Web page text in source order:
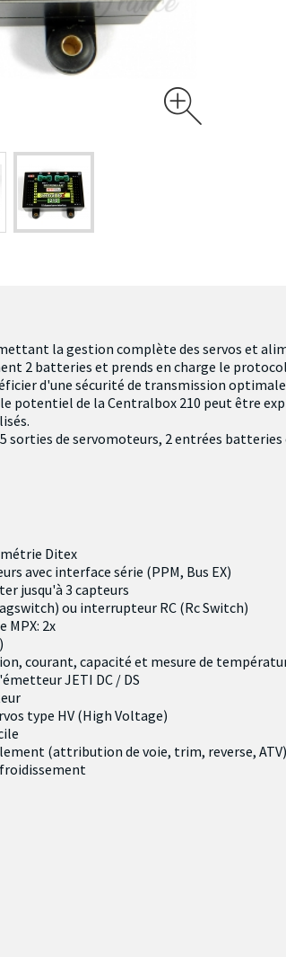
la gestion complète des servos et
2 batteries et prends en charge le
d'une sécurité de transmission optimale
potentiel de la Centralbox 210 peut être
sorties de servomoteurs, 2 entrées
Ditex
avec interface série (PPM, Bus EX)
jusqu'à 3 capteurs
ou interrupteur RC (Rc Switch)
MPX: 2x
)
courant, capacité et mesure de
JETI DC / DS
type HV (High Voltage)
(attribution de voie, trim, reverse, ATV)